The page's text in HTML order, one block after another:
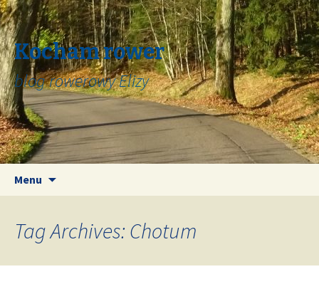
Kocham rower
blog rowerowy Elizy
Menu
Tag Archives: Chotum